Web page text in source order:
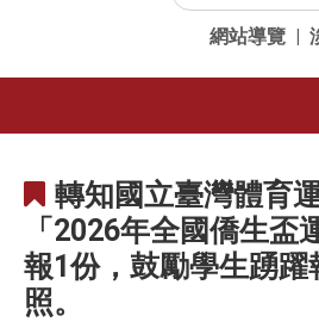
網站導覽 |
轉知國立臺灣體育
「2026年全國僑生盃
報1份，鼓勵學生踴
照。